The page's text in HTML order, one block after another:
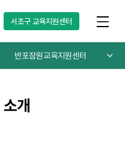
서초구교육지원센터
반포잠원교육지원센터
개